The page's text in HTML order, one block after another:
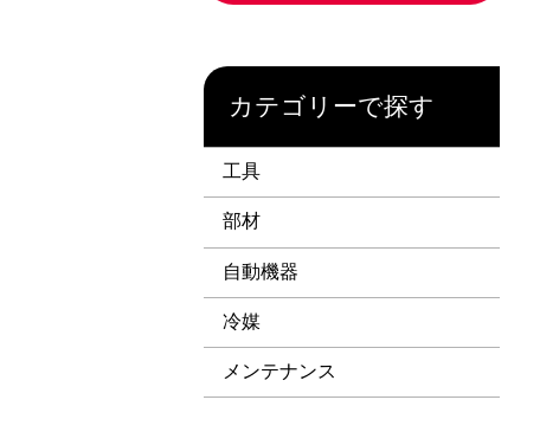
カテゴリーで探す
工具
部材
自動機器
冷媒
メンテナンス